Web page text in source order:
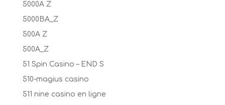
5000A Z
5000BA_Z
500A Z
500A_Z
51 Spin Casino – END S
510-magius casino
511 nine casino en ligne